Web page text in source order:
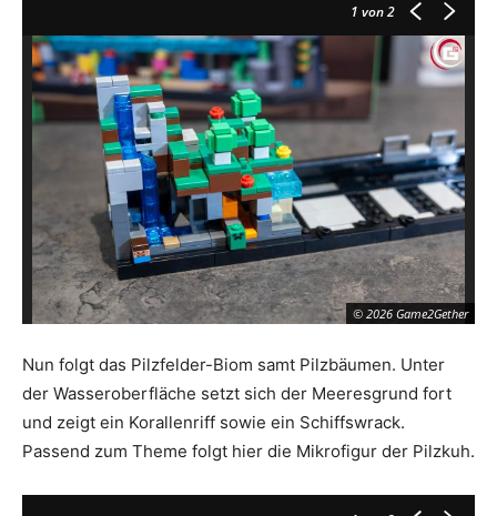
1 von 2
© 2026 Game2Gether
Nun folgt das Pilzfelder-Biom samt Pilzbäumen. Unter
der Wasseroberfläche setzt sich der Meeresgrund fort
und zeigt ein Korallenriff sowie ein Schiffswrack.
Passend zum Theme folgt hier die Mikrofigur der Pilzkuh.